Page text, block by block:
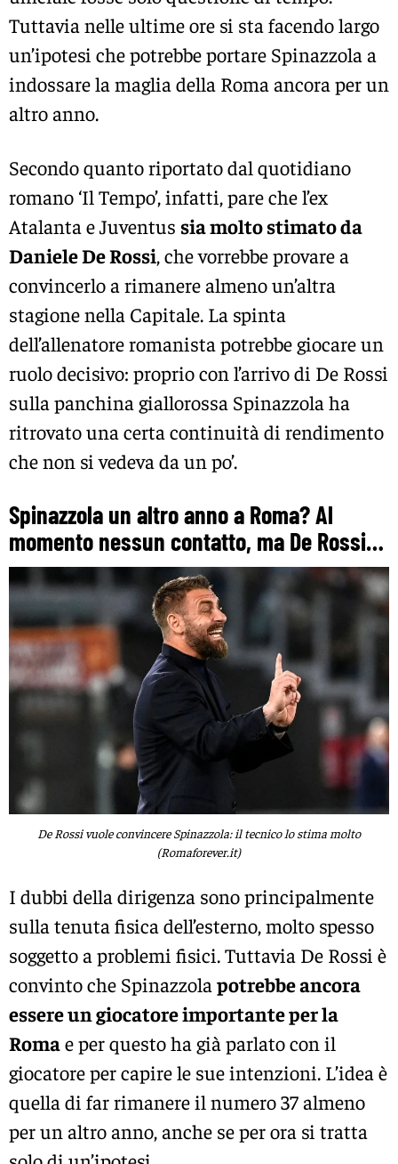
Tuttavia nelle ultime ore si sta facendo largo
un’ipotesi che potrebbe portare Spinazzola a
indossare la maglia della Roma ancora per un
altro anno.
Secondo quanto riportato dal quotidiano
romano ‘Il Tempo’, infatti, pare che l’ex
Atalanta e Juventus sia molto stimato da
Daniele De Rossi, che vorrebbe provare a
convincerlo a rimanere almeno un’altra
stagione nella Capitale. La spinta
dell’allenatore romanista potrebbe giocare un
ruolo decisivo: proprio con l’arrivo di De Rossi
sulla panchina giallorossa Spinazzola ha
ritrovato una certa continuità di rendimento
che non si vedeva da un po’.
Spinazzola un altro anno a Roma? Al
momento nessun contatto, ma De Rossi…
De Rossi vuole convincere Spinazzola: il tecnico lo stima molto
(Romaforever.it)
I dubbi della dirigenza sono principalmente
sulla tenuta fisica dell’esterno, molto spesso
soggetto a problemi fisici. Tuttavia De Rossi è
convinto che Spinazzola potrebbe ancora
essere un giocatore importante per la
Roma e per questo ha già parlato con il
giocatore per capire le sue intenzioni. L’idea è
quella di far rimanere il numero 37 almeno
per un altro anno, anche se per ora si tratta